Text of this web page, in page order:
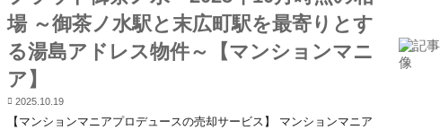
場 ～御茶ノ水駅と末広町駅を最寄りとす
る湯島アドレス物件～【マンションマニ
ア】
2025.10.19
【マンションマニアプロデュースの売却サービス】 マンションマニア